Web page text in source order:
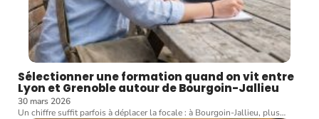
Sélectionner une formation quand on vit entre
Lyon et Grenoble autour de Bourgoin-Jallieu
30 mars 2026
Un chiffre suffit parfois à déplacer la focale : à Bourgoin-Jallieu, plus…